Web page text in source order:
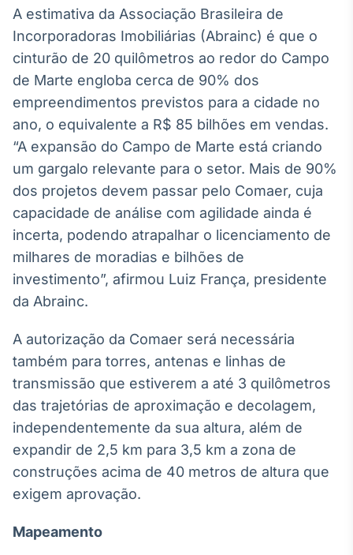
Gestão de
Investimentos
Em breve
Tokenização
de ativos
Em breve
Crédito
Em breve
A estimativa da Associação Brasileira de
Incorporadoras Imobiliárias (Abrainc) é que o
cinturão de 20 quilômetros ao redor do Campo
de Marte engloba cerca de 90% dos
empreendimentos previstos para a cidade no
ano, o equivalente a R$ 85 bilhões em vendas.
“A expansão do Campo de Marte está criando
um gargalo relevante para o setor. Mais de 90%
dos projetos devem passar pelo Comaer, cuja
capacidade de análise com agilidade ainda é
incerta, podendo atrapalhar o licenciamento de
milhares de moradias e bilhões de
investimento”, afirmou Luiz França, presidente
da Abrainc.
A autorização da Comaer será necessária
também para torres, antenas e linhas de
transmissão que estiverem a até 3 quilômetros
das trajetórias de aproximação e decolagem,
independentemente da sua altura, além de
expandir de 2,5 km para 3,5 km a zona de
construções acima de 40 metros de altura que
exigem aprovação.
Mapeamento